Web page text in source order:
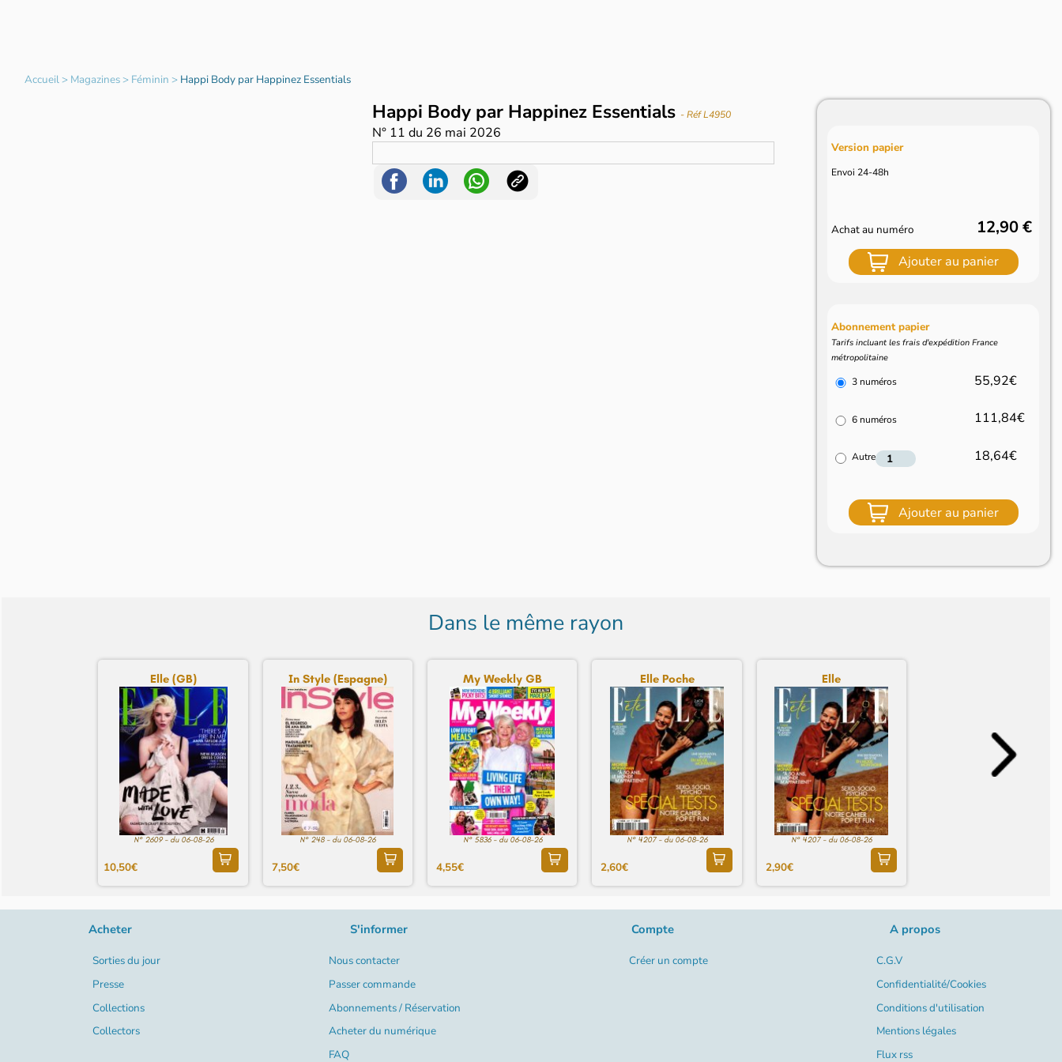
Accueil> Magazines> Féminin > Happi Body par Happinez Essentials
Happi Body par Happinez Essentials - Réf L4950
N° 11 du 26 mai 2026
Version papier
Envoi 24-48h
Achat au numéro 12,90 €
Ajouter au panier
Abonnement papier
Tarifs incluant les frais d'expédition France
métropolitaine
3 numéros 55,92€
6 numéros 111,84€
Autre 18,64€
Ajouter au panier
Dans le même rayon
Elle (GB)
N° 2609 - du 06-08-26
10,50€
In Style (Espagne)
N° 248 - du 06-08-26
7,50€
My Weekly GB
N° 5836 - du 06-08-26
4,55€
Elle Poche
N° 4207 - du 06-08-26
2,60€
Elle
N° 4207 - du 06-08-26
2,90€
Acheter
Sorties du jour
Presse
Collections
Collectors
S'informer
Nous contacter
Passer commande
Abonnements / Réservation
Acheter du numérique
FAQ
Compte
Créer un compte
A propos
C.G.V
Confidentialité/Cookies
Conditions d'utilisation
Mentions légales
Flux rss